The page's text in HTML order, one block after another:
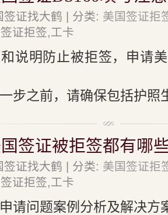
签证找大鹤 | 分类: 美国签证拒
证拒签,工卡
说明防止被拒签，申请
步之前，请确保包括护照
签证被拒签都有哪
签证找大鹤 | 分类: 美国签证拒
证拒签,工卡
请问题案例分析及解决方